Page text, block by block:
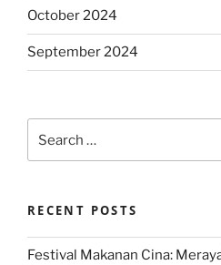
October 2024
September 2024
for:
RECENT POSTS
Festival Makanan Cina: